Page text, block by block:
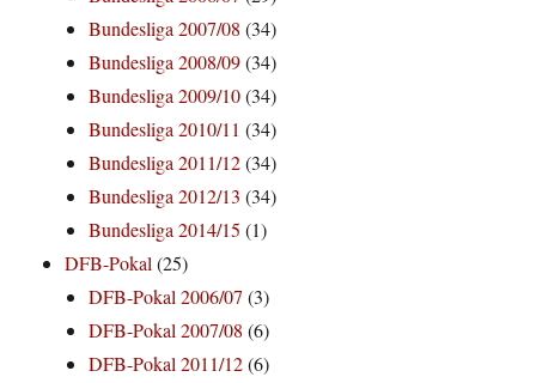
Bundesliga 2007/08 (34)
Bundesliga 2008/09(34)
Bundesliga 2009/10(34)
Bundesliga 2010/11 (34)
Bundesliga 2011/12(34)
Bundesliga 2012/13 (34)
Bundesliga 2014/15 (1)
DFB-Pokal(25)
DFB-Pokal 2006/07 (3)
DFB-Pokal 2007/08 (6)
DFB-Pokal 2011/12(6)